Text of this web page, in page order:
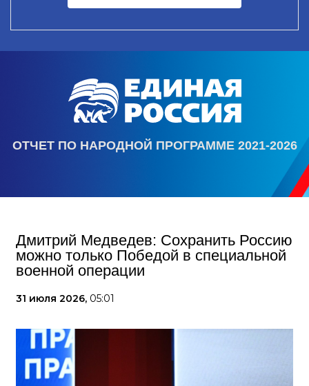
ОТЧЕТ ПО НАРОДНОЙ ПРОГРАММЕ 2021-2026
Дмитрий Медведев: Сохранить Россию
можно только Победой в специальной
военной операции
31 июля 2026, 05:01